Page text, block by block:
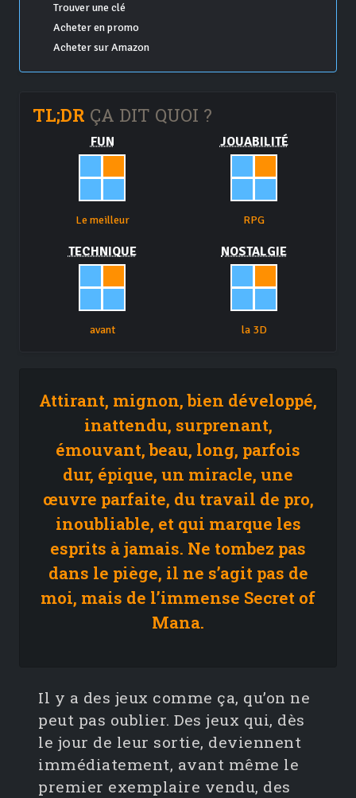
Trouver une clé
Acheter en promo
Acheter sur Amazon
TL;DR ÇA DIT QUOI ?
FUN
Le meilleur
JOUABILITÉ
RPG
TECHNIQUE
avant
NOSTALGIE
la 3D
Attirant, mignon, bien développé,
inattendu, surprenant,
émouvant, beau, long, parfois
dur, épique, un miracle, une
œuvre parfaite, du travail de pro,
inoubliable, et qui marque les
esprits à jamais. Ne tombez pas
dans le piège, il ne s’agit pas de
moi, mais de l’immense Secret of
Mana.
Il y a des jeux comme ça, qu’on ne
peut pas oublier. Des jeux qui, dès
le jour de leur sortie, deviennent
immédiatement, avant même le
premier exemplaire vendu, des